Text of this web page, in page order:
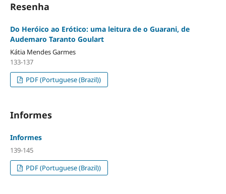
Resenha
Do Heróico ao Erótico: uma leitura de o Guarani, de
Audemaro Taranto Goulart
Kátia Mendes Garmes
133-137
PDF (Portuguese (Brazil))
Informes
Informes
139-145
PDF (Portuguese (Brazil))